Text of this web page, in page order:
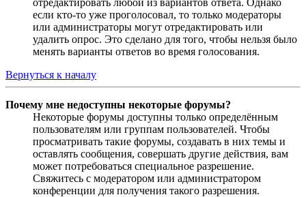
если кто-то уже проголосовал, то только модераторы
или администраторы могут отредактировать или
удалить опрос. Это сделано для того, чтобы нельзя было
менять варианты ответов во время голосования.
Вернуться к началу
Почему мне недоступны некоторые форумы?
Некоторые форумы доступны только определённым
пользователям или группам пользователей. Чтобы
просматривать такие форумы, создавать в них темы и
оставлять сообщения, совершать другие действия, вам
может потребоваться специальное разрешение.
Свяжитесь с модератором или администратором
конференции для получения такого разрешения.